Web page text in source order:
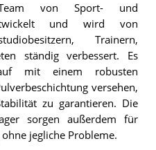
von Sport- und
und wird von
Trainern,
ständig verbessert. Es
mit einem robusten
versehen,
zu garantieren. Die
sorgen außerdem für
jegliche Probleme.